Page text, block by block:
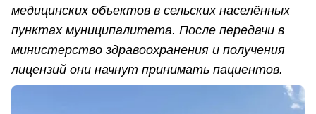
медицинских объектов в сельских населённых
пунктах муниципалитета. После передачи в
министерство здравоохранения и получения
лицензий они начнут принимать пациентов.